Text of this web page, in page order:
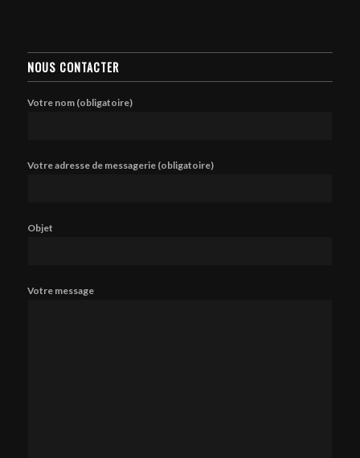
NOUS CONTACTER
Votre nom (obligatoire)
Votre adresse de messagerie (obligatoire)
Objet
Votre message